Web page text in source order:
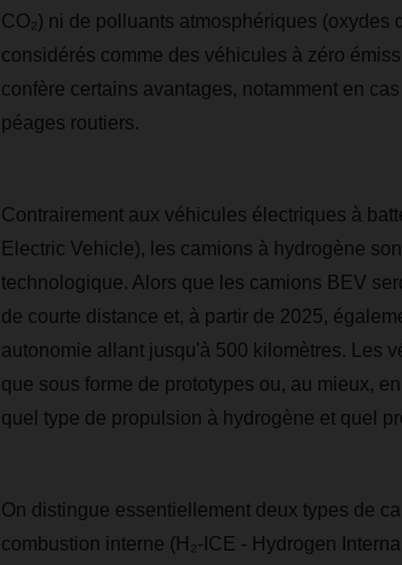
CO₂) ni de polluants atmosphériques
considérés comme des véhicules à zéro
confère certains avantages, notamment en
péages routiers.
Contrairement aux véhicules électriques à
Electric Vehicle), les camions à hydrogène
technologique. Alors que les camions BEV
de courte distance et, à partir de 2025,
autonomie allant jusqu'à 500 kilomètres. Les
que sous forme de prototypes ou, au mieux,
quel type de propulsion à hydrogène et quel
On distingue essentiellement deux types de
combustion interne (H₂-ICE - Hydrogen